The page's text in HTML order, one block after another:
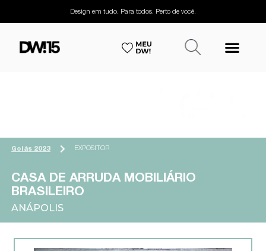
Design em tudo. Para todos. Perto de você.
Goiás 2023 EXPOSITOR
CASA DE ARRUDA MOBILIÁRIO
BRASILEIRO
ANÁPOLIS